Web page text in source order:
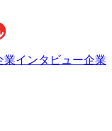
業インタビュー企業